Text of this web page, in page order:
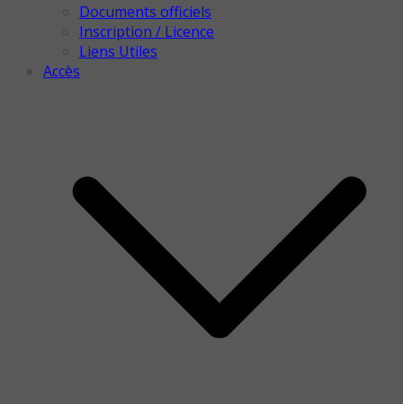
Documents officiels
Inscription / Licence
Liens Utiles
Accès